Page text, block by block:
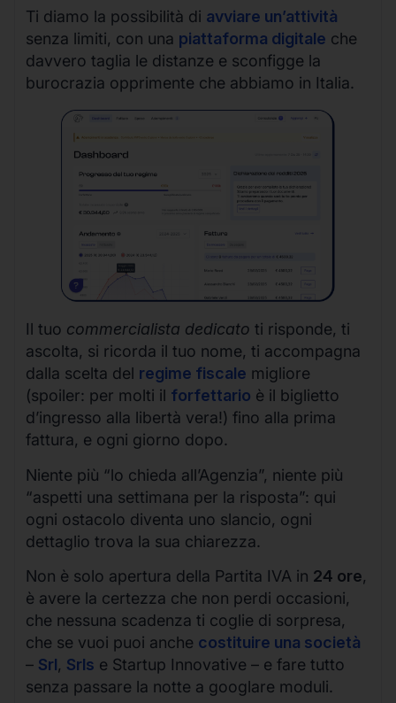
Ti diamo la possibilità di avviare un’attività
senza limiti, con una piattaforma digitale che
davvero taglia le distanze e sconfigge la
burocrazia opprimente che abbiamo in Italia.
Il tuo commercialista dedicato ti risponde, ti
ascolta, si ricorda il tuo nome, ti accompagna
dalla scelta del regime fiscale migliore
(spoiler: per molti il forfettario è il biglietto
d’ingresso alla libertà vera!) fino alla prima
fattura, e ogni giorno dopo.
Niente più “lo chieda all’Agenzia”, niente più
“aspetti una settimana per la risposta”: qui
ogni ostacolo diventa uno slancio, ogni
dettaglio trova la sua chiarezza.
Non è solo apertura della Partita IVA in 24 ore,
è avere la certezza che non perdi occasioni,
che nessuna scadenza ti coglie di sorpresa,
che se vuoi puoi anche costituire una società
– Srl, Srls e Startup Innovative – e fare tutto
senza passare la notte a googlare moduli.